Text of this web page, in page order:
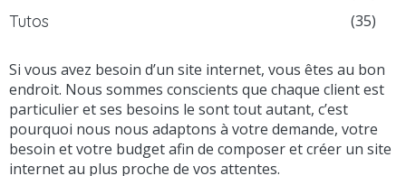
Tutos (35)
Si vous avez besoin d’un site internet, vous êtes au bon
endroit. Nous sommes conscients que chaque client est
particulier et ses besoins le sont tout autant, c’est
pourquoi nous nous adaptons à votre demande, votre
besoin et votre budget afin de composer et créer un site
internet au plus proche de vos attentes.